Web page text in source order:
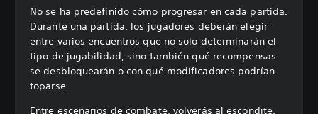
No se ha predefinido cómo progresar en cada partida.
Durante una partida, los jugadores deberán elegir
entre varios encuentros que no solo determinarán el
tipo de jugabilidad, sino también qué recompensas
se desbloquearán o con qué modificadores podrían
toparse.
Entre escenarios de combate, volverás al escondite,